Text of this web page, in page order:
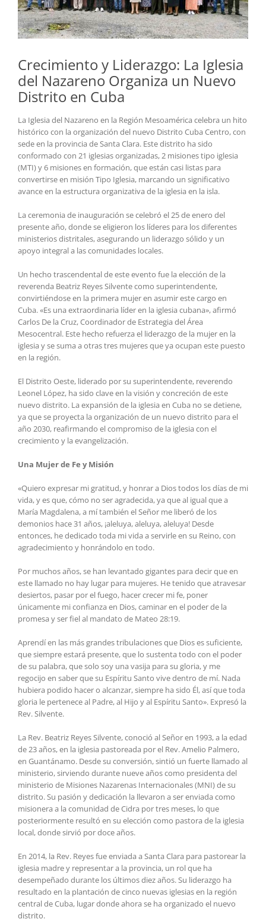
Crecimiento y Liderazgo: La Iglesia
del Nazareno Organiza un Nuevo
Distrito en Cuba
La Iglesia del Nazareno en la Región Mesoamérica celebra un hito
histórico con la organización del nuevo Distrito Cuba Centro, con
sede en la provincia de Santa Clara. Este distrito ha sido
conformado con 21 iglesias organizadas, 2 misiones tipo iglesia
(MTI) y 6 misiones en formación, que están casi listas para
convertirse en misión Tipo Iglesia, marcando un significativo
avance en la estructura organizativa de la iglesia en la isla.
La ceremonia de inauguración se celebró el 25 de enero del
presente año, donde se eligieron los líderes para los diferentes
ministerios distritales, asegurando un liderazgo sólido y un
apoyo integral a las comunidades locales.
Un hecho trascendental de este evento fue la elección de la
reverenda Beatriz Reyes Silvente como superintendente,
convirtiéndose en la primera mujer en asumir este cargo en
Cuba. «Es una extraordinaria líder en la iglesia cubana», afirmó
Carlos De la Cruz, Coordinador de Estrategia del Área
Mesocentral. Este hecho refuerza el liderazgo de la mujer en la
iglesia y se suma a otras tres mujeres que ya ocupan este puesto
en la región.
El Distrito Oeste, liderado por su superintendente, reverendo
Leonel López, ha sido clave en la visión y concreción de este
nuevo distrito. La expansión de la iglesia en Cuba no se detiene,
ya que se proyecta la organización de un nuevo distrito para el
año 2030, reafirmando el compromiso de la iglesia con el
crecimiento y la evangelización.
Una Mujer de Fe y Misión
«Quiero expresar mi gratitud, y honrar a Dios todos los días de mi
vida, y es que, cómo no ser agradecida, ya que al igual que a
María Magdalena, a mí también el Señor me liberó de los
demonios hace 31 años, ¡aleluya, aleluya, aleluya! Desde
entonces, he dedicado toda mi vida a servirle en su Reino, con
agradecimiento y honrándolo en todo.
Por muchos años, se han levantado gigantes para decir que en
este llamado no hay lugar para mujeres. He tenido que atravesar
desiertos, pasar por el fuego, hacer crecer mi fe, poner
únicamente mi confianza en Dios, caminar en el poder de la
promesa y ser fiel al mandato de Mateo 28:19.
Aprendí en las más grandes tribulaciones que Dios es suficiente,
que siempre estará presente, que lo sustenta todo con el poder
de su palabra, que solo soy una vasija para su gloria, y me
regocijo en saber que su Espíritu Santo vive dentro de mí. Nada
hubiera podido hacer o alcanzar, siempre ha sido Él, así que toda
gloria le pertenece al Padre, al Hijo y al Espíritu Santo». Expresó la
Rev. Silvente.
La Rev. Beatriz Reyes Silvente, conoció al Señor en 1993, a la edad
de 23 años, en la iglesia pastoreada por el Rev. Amelio Palmero,
en Guantánamo. Desde su conversión, sintió un fuerte llamado al
ministerio, sirviendo durante nueve años como presidenta del
ministerio de Misiones Nazarenas Internacionales (MNI) de su
distrito. Su pasión y dedicación la llevaron a ser enviada como
misionera a la comunidad de Cidra por tres meses, lo que
posteriormente resultó en su elección como pastora de la iglesia
local, donde sirvió por doce años.
En 2014, la Rev. Reyes fue enviada a Santa Clara para pastorear la
iglesia madre y representar a la provincia, un rol que ha
desempeñado durante los últimos diez años. Su liderazgo ha
resultado en la plantación de cinco nuevas iglesias en la región
central de Cuba, lugar donde ahora se ha organizado el nuevo
distrito.